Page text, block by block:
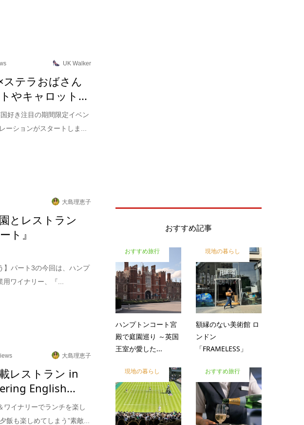
UK Walker
ステラおばさん
やキャロット...
好き注目の期間限定イベン
ーションがスタートしま...
大島理恵子
とレストラン
ト』
】パート3の今回は、ハンプ
用ワイナリー、『...
大島理恵子
レストラン in
English...
ワイナリーでランチを楽し
飯も楽しめてしまう”素敵...
おすすめ記事
おすすめ旅行
ハンプトンコート宮
殿で庭園巡り ～英国
王室が愛した...
現地の暮らし
額縁のない美術館 ロ
ンドン
「FRAMELESS」
現地の暮らし おすすめ旅行